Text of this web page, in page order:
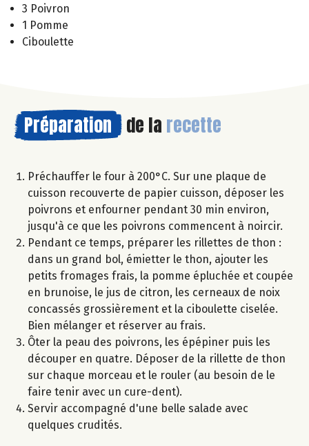
3 Poivron
1 Pomme
Ciboulette
Préparation de la recette
Préchauffer le four à 200°C. Sur une plaque de
cuisson recouverte de papier cuisson, déposer les
poivrons et enfourner pendant 30 min environ,
jusqu'à ce que les poivrons commencent à noircir.
Pendant ce temps, préparer les rillettes de thon :
dans un grand bol, émietter le thon, ajouter les
petits fromages frais, la pomme épluchée et coupée
en brunoise, le jus de citron, les cerneaux de noix
concassés grossièrement et la ciboulette ciselée.
Bien mélanger et réserver au frais.
Ôter la peau des poivrons, les épépiner puis les
découper en quatre. Déposer de la rillette de thon
sur chaque morceau et le rouler (au besoin de le
faire tenir avec un cure-dent).
Servir accompagné d'une belle salade avec
quelques crudités.